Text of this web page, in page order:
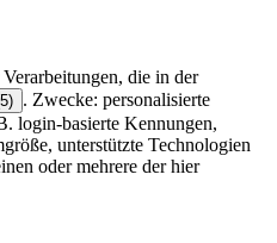
die in der
. Zwecke: personalisierte
login-basierte Kennungen,
unterstützte Technologien
oder mehrere der hier